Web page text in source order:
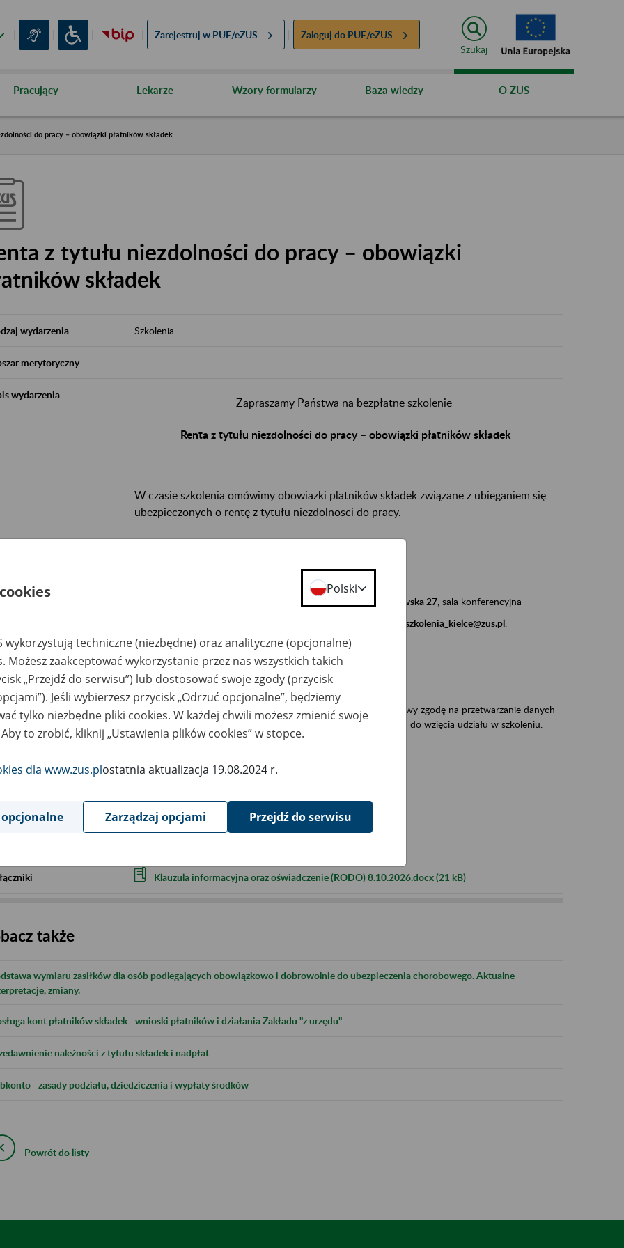
Zarejestruj w PUE/eZUS Zaloguj do PUE/eZUS
Szukaj
Pracujący Lekarze Wzory formularzy Baza wiedzy O ZUS
do pracy – obowiązki płatników składek
z tytułu niezdolności do pracy – obowiązki
składek
wydarzenia Szkolenia
merytoryczny
wydarzenia
Zapraszamy Państwa na bezpłatne szkolenie
Renta z tytułu niezdolności do pracy – obowiązki płatników składek
W czasie szkolenia omówimy obowiazki platników składek związane z ubieganiem się
ubezpieczonych o rentę z tytułu niezdolnosci do pracy.
ZUS w Kielcach, ul. Piotrkowska 27, sala konferencyjna
szkolenia_kielce@zus.pl.
Przy zapisie prosimy, aby podali Państwo dane:
- imię i nazwisko
Prosimy także, aby wypełnili Państwo i odesłali na adres e-mailowy zgodę na przetwarzanie danych
osobowych, którą stanowi załącznik. Jest to warunek niezbędny do wzięcia udziału w szkoleniu.
wydarzenia 2026.10.08
Klauzula informacyjna oraz oświadczenie (RODO) 8.10.2026.docx (21 kB)
także
wymiaru zasiłków dla osób podlegających obowiązkowo i dobrowolnie do ubezpieczenia chorobowego. Aktualne
zmiany.
kont płatników składek - wnioski płatników i działania Zakładu "z urzędu"
należności z tytułu składek i nadpłat
- zasady podziału, dziedziczenia i wypłaty środków
Powrót do listy
Polski
wykorzystują techniczne (niezbędne) oraz analityczne (opcjonalne)
Możesz zaakceptować wykorzystanie przez nas wszystkich takich
„Przejdź do serwisu”) lub dostosować swoje zgody (przycisk
Jeśli wybierzesz przycisk „Odrzuć opcjonalne”, będziemy
tylko niezbędne pliki cookies. W każdej chwili możesz zmienić swoje
to zrobić, kliknij „Ustawienia plików cookies” w stopce.
dla www.zus.plostatnia aktualizacja 19.08.2024 r.
Zarządzaj opcjami Przejdź do serwisu